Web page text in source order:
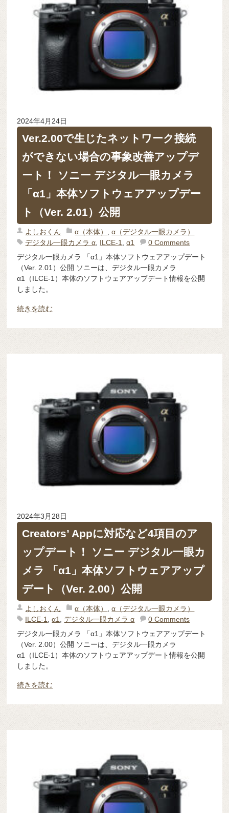
2024年4月24日
Ver.2.00で生じたネットワーク接続
ができない場合の事象改善アップデ
ート！ ソニー デジタル一眼カメラ
「α1」本体ソフトウェアアップデー
ト（Ver. 2.01）公開
よしおくん α（本体） ,α（デジタル一眼カメラ）
デジタル一眼カメラ α, ILCE-1,α1
0 Comments
デジタル一眼カメラ 「α1」本体ソフトウェアアップデート
（Ver. 2.01）公開 ソニーは、デジタル一眼カメラ
α1（ILCE-1）本体のソフトウェアアップデート情報を公開
しました。
続きを読む
2024年3月28日
Creators’ Appに対応など4項目のア
ップデート！ ソニー デジタル一眼カ
メラ 「α1」本体ソフトウェアアップ
デート（Ver. 2.00）公開
よしおくん α（本体） ,α（デジタル一眼カメラ）
ILCE-1
,α1 ,デジタル一眼カメラ α
0 Comments
デジタル一眼カメラ 「α1」本体ソフトウェアアップデート
（Ver. 2.00）公開 ソニーは、デジタル一眼カメラ
α1（ILCE-1）本体のソフトウェアアップデート情報を公開
しました。
続きを読む